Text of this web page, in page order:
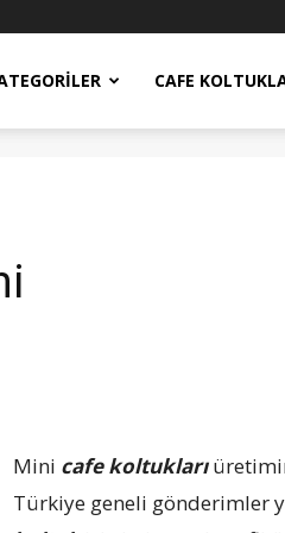
CAFE
Mini cafe koltukları
Türkiye geneli gönderimler